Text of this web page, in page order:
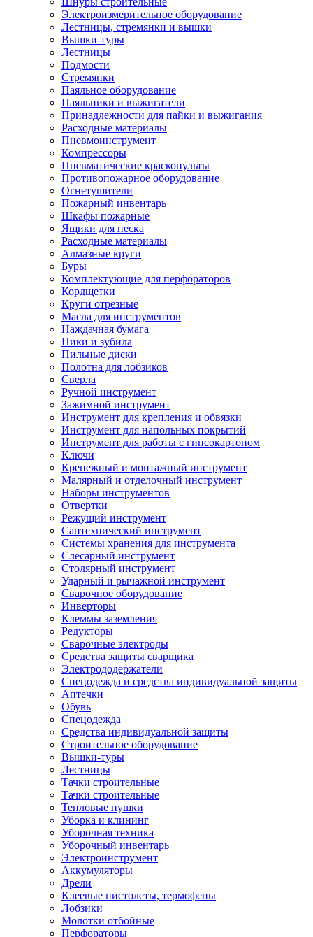
Электроизмерительное оборудование
Лестницы, стремянки и вышки
Вышки-туры
Лестницы
Подмости
Стремянки
Паяльное оборудование
Паяльники и выжигатели
Принадлежности для пайки и выжигания
Расходные материалы
Пневмоинструмент
Компрессоры
Пневматические краскопульты
Противопожарное оборудование
Огнетушители
Пожарный инвентарь
Шкафы пожарные
Ящики для песка
Расходные материалы
Алмазные круги
Буры
Комплектующие для перфораторов
Кордщетки
Круги отрезные
Масла для инструментов
Наждачная бумага
Пики и зубила
Пильные диски
Полотна для лобзиков
Сверла
Ручной инструмент
Зажимной инструмент
Инструмент для крепления и обвязки
Инструмент для напольных покрытий
Инструмент для работы с гипсокартоном
Ключи
Крепежный и монтажный инструмент
Малярный и отделочный инструмент
Наборы инструментов
Отвертки
Режущий инструмент
Сантехнический инструмент
Системы хранения для инструмента
Слесарный инструмент
Столярный инструмент
Ударный и рычажной инструмент
Сварочное оборудование
Инверторы
Клеммы заземления
Редукторы
Сварочные электроды
Средства защиты сварщика
Электрододержатели
Спецодежда и средства индивидуальной защиты
Аптечки
Обувь
Спецодежда
Средства индивидуальной защиты
Строительное оборудование
Вышки-туры
Лестницы
Тачки строительные
Тачки строительные
Тепловые пушки
Уборка и клининг
Уборочная техника
Уборочный инвентарь
Электроинструмент
Аккумуляторы
Дрели
Клеевые пистолеты, термофены
Лобзики
Молотки отбойные
Перфораторы